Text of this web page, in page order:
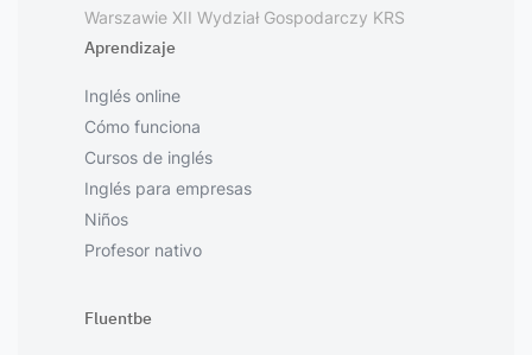
Warszawie XII Wydział Gospodarczy KRS
Aprendizaje
Inglés online
Cómo funciona
Cursos de inglés
Inglés para empresas
Niños
Profesor nativo
Fluentbe